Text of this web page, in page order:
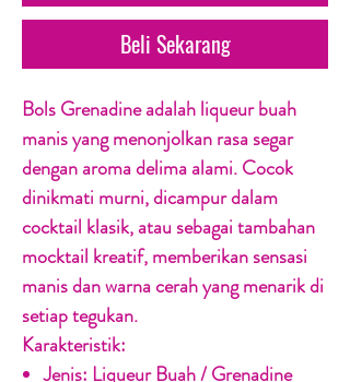
Beli Sekarang
Bols Grenadine adalah liqueur buah
manis yang menonjolkan rasa segar
dengan aroma delima alami. Cocok
dinikmati murni, dicampur dalam
cocktail klasik, atau sebagai tambahan
mocktail kreatif, memberikan sensasi
manis dan warna cerah yang menarik di
setiap tegukan.
Karakteristik:
Jenis: Liqueur Buah / Grenadine